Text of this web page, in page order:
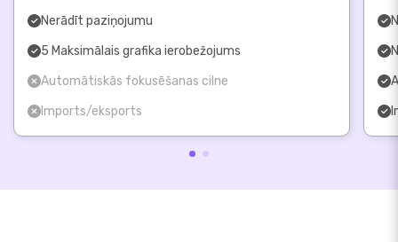
Nerādīt paziņojumu
5 Maksimālais grafika ierobežojums
Automātiskās fokusēšanas cilne
Imports/eksports